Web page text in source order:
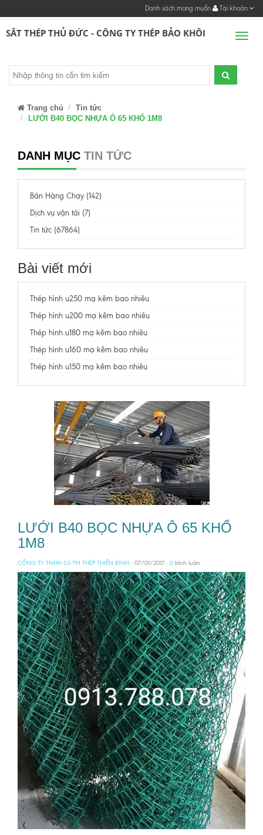
Danh sách mong muốn Tài khoản
SẮT THÉP THỦ ĐỨC - CÔNG TY THÉP BẢO KHÔI
Trang chủ
Tin tức
LƯỚI B40 BỌC NHỰA Ô 65 KHỔ 1M8
DANH MỤC TIN TỨC
Bán Hàng Chạy (142)
Dịch vụ vận tải (7)
Tin tức (67864)
Bài viết mới
Thép hình u250 mạ kẽm bao nhiêu
Thép hình u200 mạ kẽm bao nhiêu
Thép hình u180 mạ kẽm bao nhiêu
Thép hình u160 mạ kẽm bao nhiêu
Thép hình u150 mạ kẽm bao nhiêu
LƯỚI B40 BỌC NHỰA Ô 65 KHỔ
1M8
CÔNG TY TNHH SX-TM THÉP THIÊN BÌNH - 07/01/2017 - 0 bình luận